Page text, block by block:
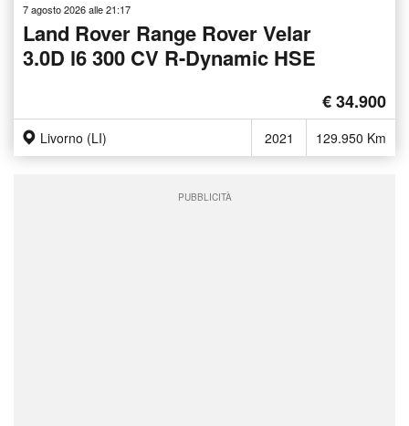
7 agosto 2026 alle 21:17
Land Rover Range Rover Velar
3.0D l6 300 CV R-Dynamic HSE
€ 34.900
Livorno (LI) 2021 129.950 Km
PUBBLICITÀ